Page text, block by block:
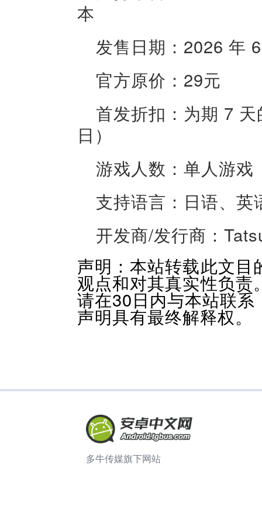
本
发售日期：2026 年
官方原价：29元
首发折扣：为期 7
日）
游戏人数：单人游戏
支持语言：日语、
开发商/发行商：
声明：本站转载此文
观点和对其真实性负
请在30日内与本站联
声明具有最终解释权。
多牛传媒旗下网站